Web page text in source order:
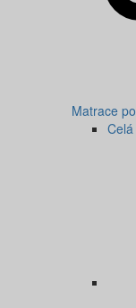
Matrace